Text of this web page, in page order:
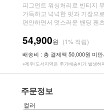
피그먼트 워싱처리로 빈티지
가득하고 넉넉한 핏과 기장으로
편안하면서 멋스러운 밴딩 팬츠
54,900원 (1% 적립)
배송비 : 총 결제액 50,000원 미
※제주/도서지역은 추가배송비가 발생
주문정보
컬러